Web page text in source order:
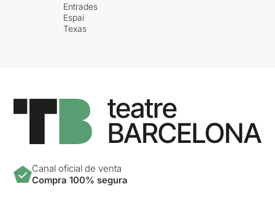
Entrades
Espai
Texas
Canal oficial de venta
Compra 100% segura